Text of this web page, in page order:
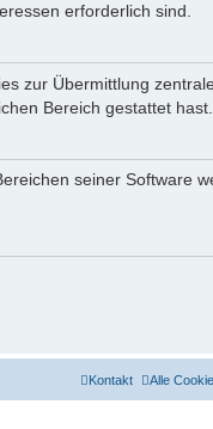
erforderlich sind.
zur Übermittlung
Bereich gestattet hast.
seiner Software
Alle
Kontakt